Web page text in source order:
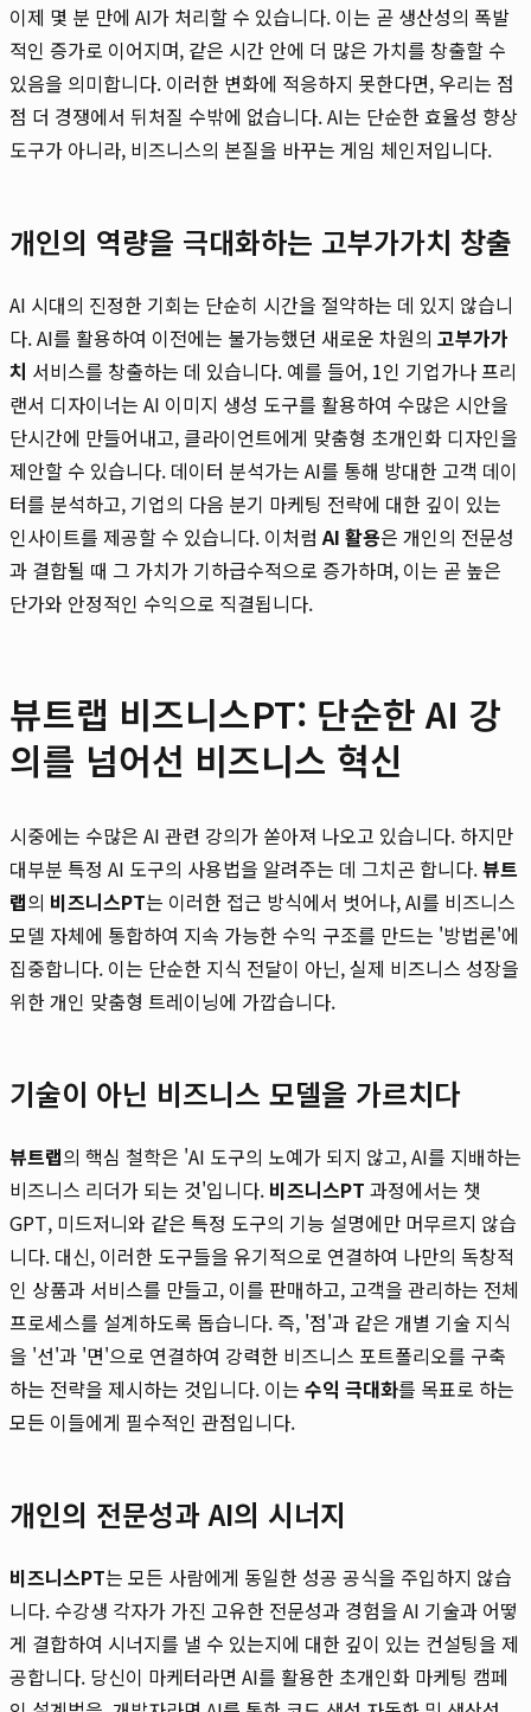
이제 몇 분 만에 AI가 처리할 수 있습니다. 이는 곧 생산성의 폭발
적인 증가로 이어지며, 같은 시간 안에 더 많은 가치를 창출할 수
있음을 의미합니다. 이러한 변화에 적응하지 못한다면, 우리는 점
점 더 경쟁에서 뒤처질 수밖에 없습니다. AI는 단순한 효율성 향상
도구가 아니라, 비즈니스의 본질을 바꾸는 게임 체인저입니다.
개인의 역량을 극대화하는 고부가가치 창출
AI 시대의 진정한 기회는 단순히 시간을 절약하는 데 있지 않습니
다. AI를 활용하여 이전에는 불가능했던 새로운 차원의 고부가가
치 서비스를 창출하는 데 있습니다. 예를 들어, 1인 기업가나 프리
랜서 디자이너는 AI 이미지 생성 도구를 활용하여 수많은 시안을
단시간에 만들어내고, 클라이언트에게 맞춤형 초개인화 디자인을
제안할 수 있습니다. 데이터 분석가는 AI를 통해 방대한 고객 데이
터를 분석하고, 기업의 다음 분기 마케팅 전략에 대한 깊이 있는
인사이트를 제공할 수 있습니다. 이처럼 AI 활용은 개인의 전문성
과 결합될 때 그 가치가 기하급수적으로 증가하며, 이는 곧 높은
단가와 안정적인 수익으로 직결됩니다.
뷰트랩 비즈니스PT: 단순한 AI 강
의를 넘어선 비즈니스 혁신
시중에는 수많은 AI 관련 강의가 쏟아져 나오고 있습니다. 하지만
대부분 특정 AI 도구의 사용법을 알려주는 데 그치곤 합니다.뷰트
랩의 비즈니스PT는 이러한 접근 방식에서 벗어나, AI를 비즈니스
모델 자체에 통합하여 지속 가능한 수익 구조를 만드는 '방법론'에
집중합니다. 이는 단순한 지식 전달이 아닌, 실제 비즈니스 성장을
위한 개인 맞춤형 트레이닝에 가깝습니다.
기술이 아닌 비즈니스 모델을 가르치다
뷰트랩의 핵심 철학은 'AI 도구의 노예가 되지 않고, AI를 지배하는
비즈니스 리더가 되는 것'입니다. 비즈니스PT 과정에서는 챗
GPT, 미드저니와 같은 특정 도구의 기능 설명에만 머무르지 않습
니다. 대신, 이러한 도구들을 유기적으로 연결하여 나만의 독창적
인 상품과 서비스를 만들고, 이를 판매하고, 고객을 관리하는 전체
프로세스를 설계하도록 돕습니다. 즉, '점'과 같은 개별 기술 지식
을 '선'과 '면'으로 연결하여 강력한 비즈니스 포트폴리오를 구축
하는 전략을 제시하는 것입니다. 이는 수익 극대화를 목표로 하는
모든 이들에게 필수적인 관점입니다.
개인의 전문성과 AI의 시너지
비즈니스PT는 모든 사람에게 동일한 성공 공식을 주입하지 않습
니다. 수강생 각자가 가진 고유한 전문성과 경험을 AI 기술과 어떻
게 결합하여 시너지를 낼 수 있는지에 대한 깊이 있는 컨설팅을 제
공합니다. 당신이 마케터라면 AI를 활용한 초개인화 마케팅 캠페